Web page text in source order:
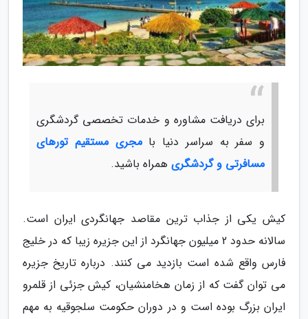
برای دریافت مشاوره و خدمات تخصصی گردشگری
و سفر به سراسر دنیا بامجری مستقیم تورهای
مسافرتی و گردشگری همراه باشید.
کیش یکی از جذاب ترین مقاصد جهانگردی ایران است.
سالانه حدود 2 میلیون جهانگرد از این جزیره زیبا که در خلیج
فارس واقع شده است بازدید می کنند. درباره تاریخ جزیره
می توان گفت که از زمان هخامنشیان، کیش جزئی از قلمرو
ایران بزرگ بوده است و در دوران حکومت سلجوقیه به مهم